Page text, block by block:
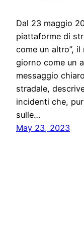
Dal 23 maggio
piattaforme di
come un altro”, il
giorno come un
messaggio
stradale,
incidenti che,
sulle…
May 23, 2023